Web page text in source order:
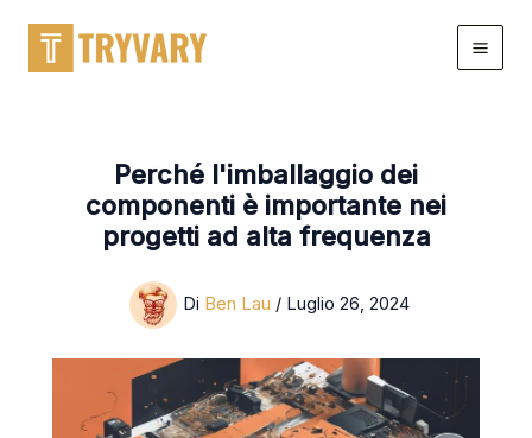
contenuto
Perché l'imballaggio dei
componenti è importante nei
progetti ad alta frequenza
Di Ben Lau / Luglio 26, 2024